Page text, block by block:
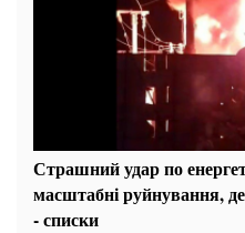
Страшний удар по
масштабні руйнування,
- списки